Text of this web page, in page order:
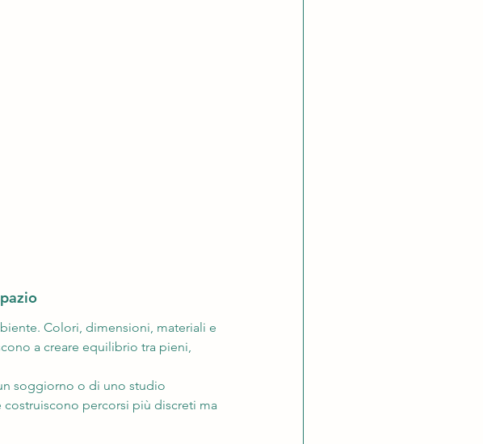
Colori, dimensioni, materiali e
a creare equilibrio tra pieni,
soggiorno o di uno studio
percorsi più discreti ma